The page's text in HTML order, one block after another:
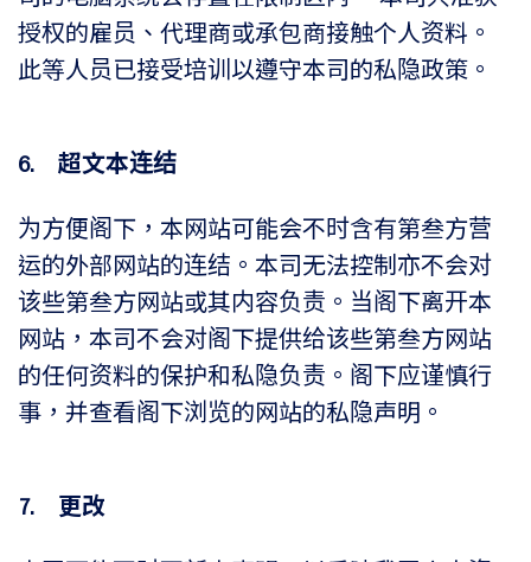
授权的雇员、代理商或承包商接触个人资料。
此等人员已接受培训以遵守本司的私隐政策。
6. 超文本连结
为方便阁下，本网站可能会不时含有第叁方营
运的外部网站的连结。本司无法控制亦不会对
该些第叁方网站或其内容负责。当阁下离开本
网站，本司不会对阁下提供给该些第叁方网站
的任何资料的保护和私隐负责。阁下应谨慎行
事，并查看阁下浏览的网站的私隐声明。
7. 更改